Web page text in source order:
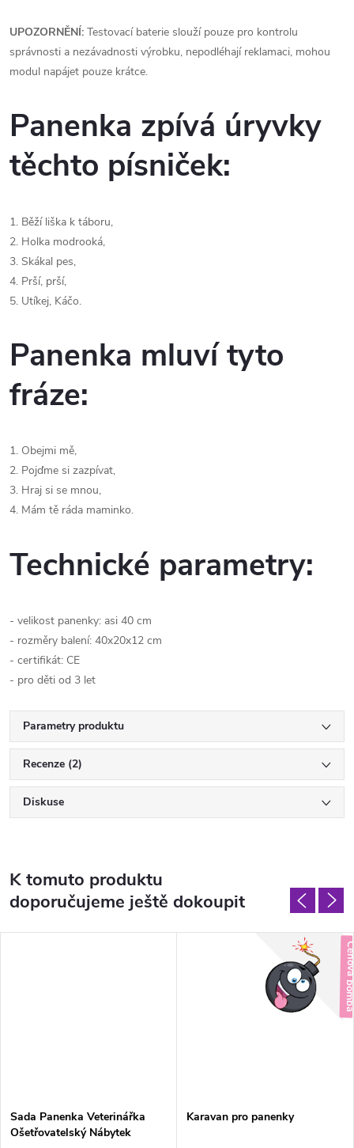
UPOZORNĚNÍ: Testovací baterie slouží pouze pro kontrolu
správnosti a nezávadnosti výrobku, nepodléhají reklamaci, mohou
modul napájet pouze krátce.
Panenka zpívá úryvky
těchto písniček:
1. Běží liška k táboru,
2. Holka modrooká,
3. Skákal pes,
4. Prší, prší,
5. Utíkej, Káčo.
Panenka mluví tyto
fráze:
1. Obejmi mě,
2. Pojďme si zazpívat,
3. Hraj si se mnou,
4. Mám tě ráda maminko.
Technické parametry:
- velikost panenky: asi 40 cm
- rozměry balení: 40x20x12 cm
- certifikát: CE
- pro děti od 3 let​
Parametry produktu
Recenze (2)
Diskuse
K tomuto produktu
doporučujeme ještě dokoupit
Sada Panenka Veterinářka
Ošetřovatelský Nábytek
Karavan pro panenky